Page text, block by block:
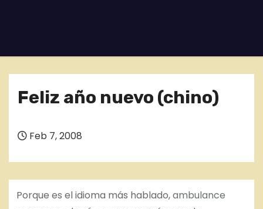
Feliz año nuevo (chino)
Feb 7, 2008
Porque es el idioma más hablado,ambulance